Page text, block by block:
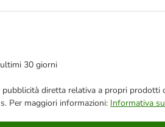
30 giorni
diretta relativa a propri
Per maggiori informazioni: Informativa